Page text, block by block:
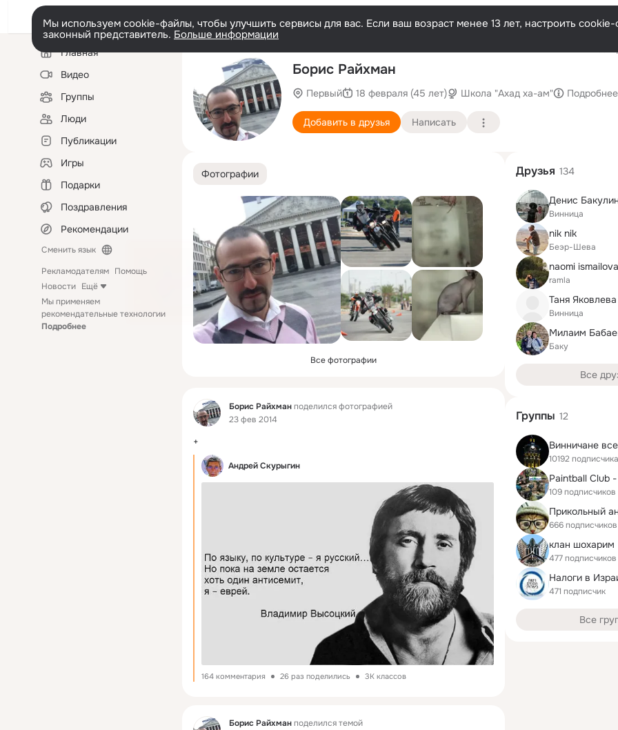
Мы используем cookie-файлы, чтобы улучшить сервисы для вас. Если ваш возраст менее 13 лет, настроить
законный представитель. Больше информации
Левая
колонкаГлавная
Видео
Группы
Люди
Публикации
Игры
Подарки
Поздравления
Рекомендации
Сменить язык
Рекламодателям Помощь
Новости Ещё
Мы применяем
рекомендательные технологии
Подробнее
Борис Райхман
Первый 18 февраля (45 лет) Школа "Ахад ха-ам" Подробнее
Добавить в друзья Написать
Фотографии
Все фотографии
Фид Борис Райхманподелился фотографией
23 фев 2014
+
Андрей Скурыгин
164 комментария 26 раз поделились 3K классов
Фид Борис Райхманподелился темой
Друзья 134
Денис
Винница
nik nik
Беэр-Шева
naomi ismailova
ramla
Таня Яковлева
Винница
Милаим
Баку
Все
Группы 12
Винничане
10192 подписчика
Paintball Club
109 подписчиков
Прикольный
666 подписчиков
клан шохарим
477 подписчиков
Налоги в
471 подписчик
Все